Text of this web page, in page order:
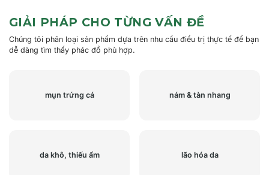
GIẢI PHÁP CHO TỪNG VẤN ĐỀ
Chúng tôi phân loại sản phẩm dựa trên nhu cầu điều trị thực tế để bạn
dễ dàng tìm thấy phác đồ phù hợp.
mụn trứng cá nám & tàn nhang
da khô, thiếu ẩm lão hóa da